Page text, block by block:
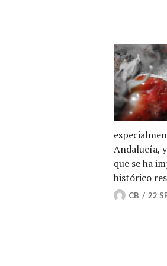
Andalucía,
que se ha
histórico
CB 22